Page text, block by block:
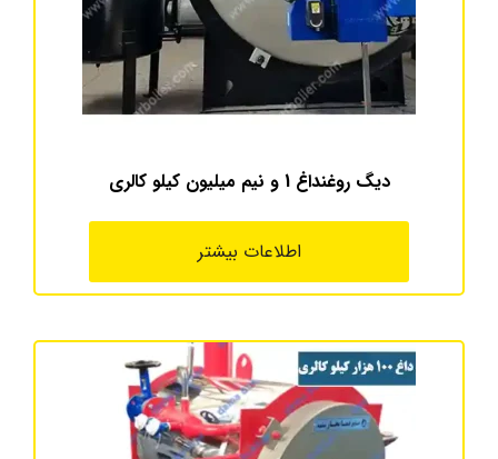
دیگ روغنداغ 1 و نیم میلیون کیلو کالری
اطلاعات بیشتر